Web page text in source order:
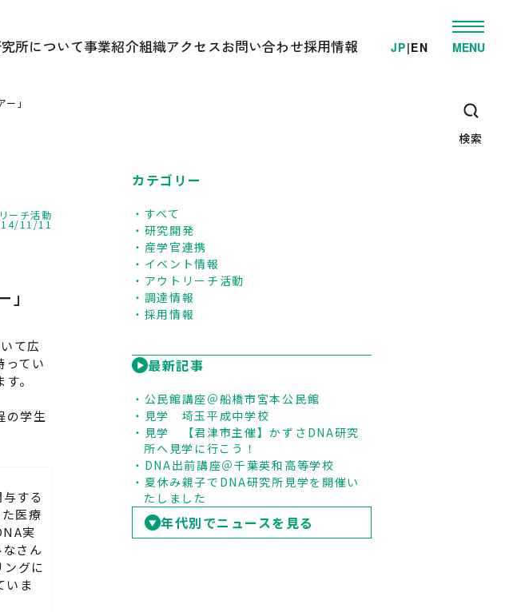
所について
かずさDNA研究所 概要
事業紹介組織
DNAリサーチ出版局
企画管理部
アクセスお問い合わせ採用情報 JP|EN MENU
検索
」
11/11
ーチ活動
て広
ってい
。
の学生
する
医療
実
さん
グに
いま
カテゴリー
すべて
研究開発
産学官連携
イベント情報
アウトリーチ活動
調達情報
採用情報
最新記事
公民館講座＠船橋市宮本公民館
見学 埼玉平成中学校
見学 【君津市主催】かずさDNA研究
所へ見学に行こう！
DNA出前講座＠千葉英和高等学校
夏休み親子でDNA研究所見学を開催い
たしました
年代別でニュースを見る